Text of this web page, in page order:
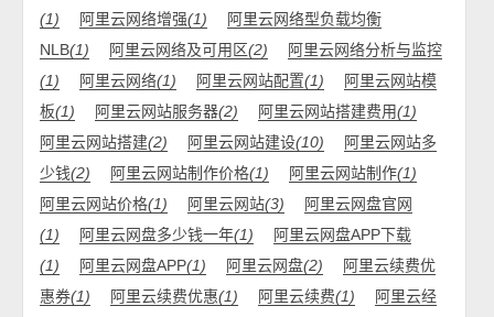
(1)
阿里云网络增强(1)
阿里云网络型负载均衡
NLB(1) 阿里云网络及可用区(2)
阿里云网络分析与监控
(1)
阿里云网络(1) 阿里云网站配置(1)
阿里云网站模
板(1) 阿里云网站服务器(2) 阿里云网站搭建费用(1)
阿里云网站搭建(2) 阿里云网站建设(10)
阿里云网站多
少钱(2) 阿里云网站制作价格(1) 阿里云网站制作(1)
阿里云网站价格(1) 阿里云网站(3)
阿里云网盘官网
(1)
阿里云网盘多少钱一年(1)
阿里云网盘APP下载
(1)
阿里云网盘APP(1) 阿里云网盘(2)
阿里云续费优
惠券(1) 阿里云续费优惠(1) 阿里云续费(1)
阿里云经